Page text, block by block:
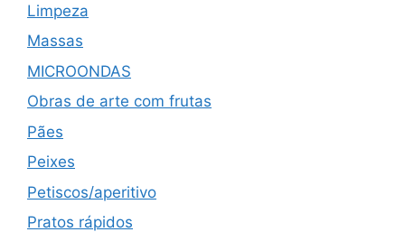
Limpeza
Massas
MICROONDAS
Obras de arte com frutas
Pães
Peixes
Petiscos/aperitivo
Pratos rápidos